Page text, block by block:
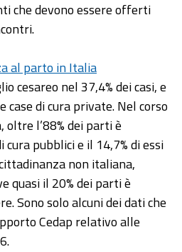
che devono essere offerti
al parto in Italia
cesareo nel 37,4% dei casi, e
case di cura private. Nel corso
oltre l’88% dei parti è
pubblici e il 14,7% di essi
non italiana,
quasi il 20% dei parti è
Sono solo alcuni dei dati che
Cedap relativo alle